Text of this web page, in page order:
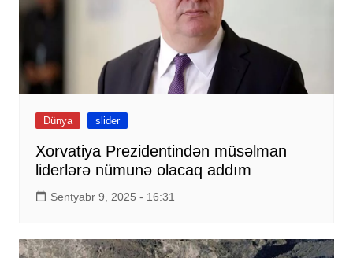
Dünya slider
Xorvatiya Prezidentindən müsəlman
liderlərə nümunə olacaq addım
Sentyabr 9, 2025 - 16:31